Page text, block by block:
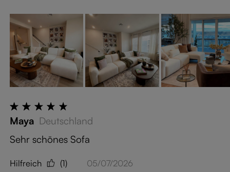
Maya Deutschland
Hilfreich (1) 05/07/2026